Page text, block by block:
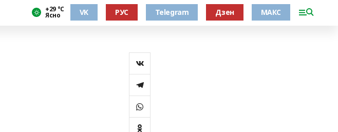
+29 °С
Ясно VK РУС Telegram Дзен МАКС